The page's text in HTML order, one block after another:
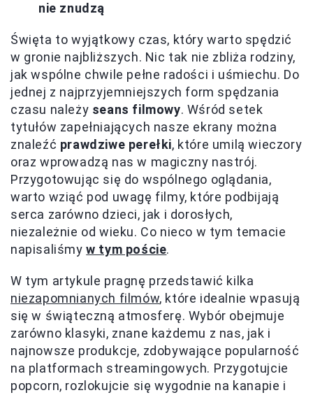
nie znudzą
Święta to wyjątkowy czas, który warto spędzić
w gronie najbliższych. Nic tak nie zbliża rodziny,
jak wspólne chwile pełne radości i uśmiechu. Do
jednej z najprzyjemniejszych form spędzania
czasu należy seans filmowy. Wśród setek
tytułów zapełniających nasze ekrany można
znaleźć prawdziwe perełki, które umilą wieczory
oraz wprowadzą nas w magiczny nastrój.
Przygotowując się do wspólnego oglądania,
warto wziąć pod uwagę filmy, które podbijają
serca zarówno dzieci, jak i dorosłych,
niezależnie od wieku. Co nieco w tym temacie
napisaliśmyw tym poście.
W tym artykule pragnę przedstawić kilka
niezapomnianych filmów, które idealnie wpasują
się w świąteczną atmosferę. Wybór obejmuje
zarówno klasyki, znane każdemu z nas, jak i
najnowsze produkcje, zdobywające popularność
na platformach streamingowych. Przygotujcie
popcorn, rozlokujcie się wygodnie na kanapie i